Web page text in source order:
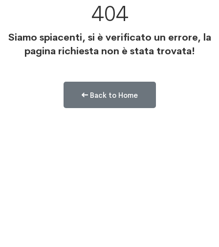
404
Siamo spiacenti, si è verificato un errore, la
pagina richiesta non è stata trovata!
Back to Home